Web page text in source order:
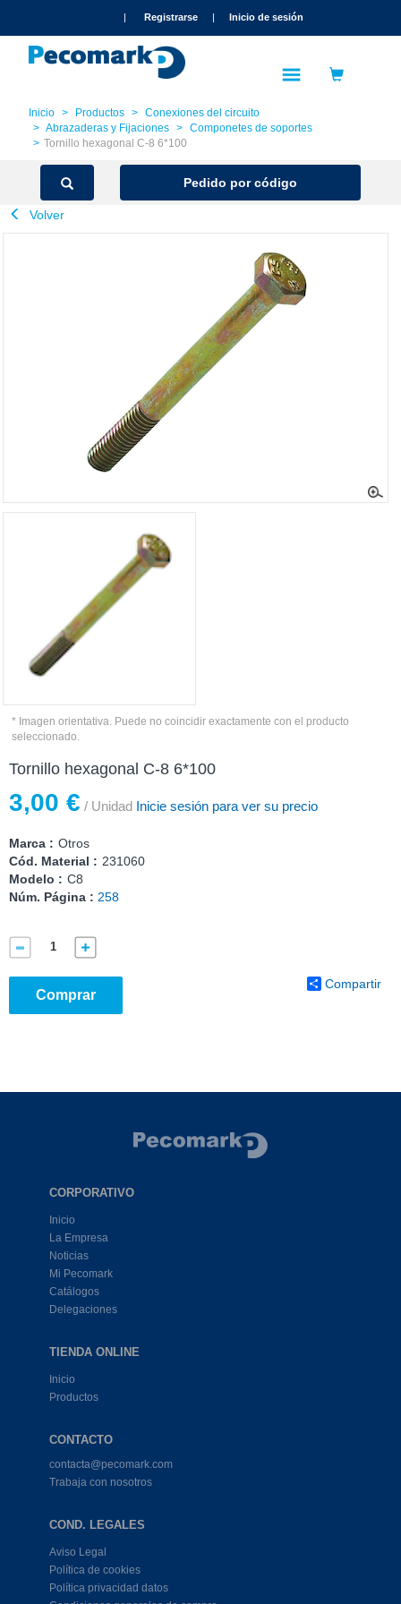
| Registrarse | Inicio de sesión
Inicio Productos
Conexiones del circuito
Abrazaderas y Fijaciones
Componetes de soportes
Tornillo hexagonal C-8 6*100
Pedido por código
Volver
* Imagen orientativa. Puede no coincidir exactamente con el producto
seleccionado.
Tornillo hexagonal C-8 6*100
3,00 € / Unidad Inicie sesión para ver su precio
Marca : Otros
Cód. Material : 231060
Modelo : C8
Núm. Página : 258
Comprar
Compartir
CORPORATIVO
Inicio
La Empresa
Noticias
Mi Pecomark
Catálogos
Delegaciones
TIENDA ONLINE
Inicio
Productos
CONTACTO
contacta@pecomark.com
Trabaja con nosotros
COND. LEGALES
Aviso Legal
Política de cookies
Política privacidad datos